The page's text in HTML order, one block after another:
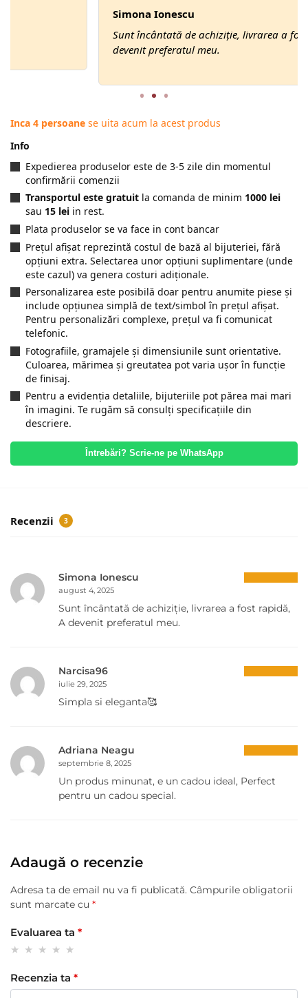
Sunt încântată de achiziție, livrarea a fost rapidă, A
devenit preferatul meu.
Inca 4 persoane se uita acum la acest produs
Info
Expedierea produselor este de 3-5 zile din momentul
confirmării comenzii
Transportul este gratuit la comanda de minim 1000 lei
sau 15 lei in rest.
Plata produselor se va face in cont bancar
Prețul afișat reprezintă costul de bază al bijuteriei, fără
opțiuni extra. Selectarea unor opțiuni suplimentare (unde
este cazul) va genera costuri adiționale.
Personalizarea este posibilă doar pentru anumite piese și
include opțiunea simplă de text/simbol în prețul afișat.
Pentru personalizări complexe, prețul va fi comunicat
telefonic.
Fotografiile, gramajele și dimensiunile sunt orientative.
Culoarea, mărimea și greutatea pot varia ușor în funcție
de finisaj.
Pentru a evidenția detaliile, bijuteriile pot părea mai mari
în imagini. Te rugăm să consulți specificațiile din
descriere.
Întrebări? Scrie-ne pe WhatsApp
Recenzii 3
Simona Ionescu
august 4, 2025
Sunt încântată de achiziție, livrarea a fost rapidă,
A devenit preferatul meu.
Narcisa96
iulie 29, 2025
Simpla si eleganta🥰
Adriana Neagu
septembrie 8, 2025
Un produs minunat, e un cadou ideal, Perfect
pentru un cadou special.
Adaugă o recenzie
Adresa ta de email nu va fi publicată. Câmpurile obligatorii
sunt marcate cu *
Evaluarea ta *
Recenzia ta *